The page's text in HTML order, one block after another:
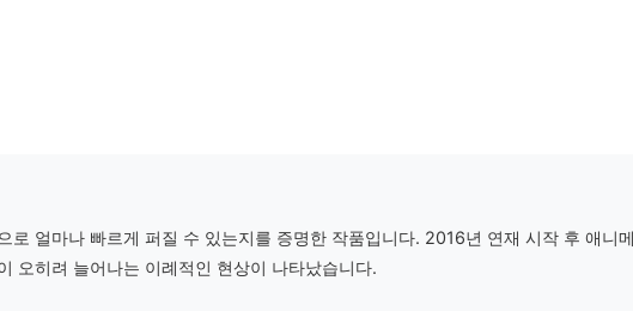
로 얼마나 빠르게 퍼질 수 있는지를 증명한 작품입니다. 2016년 연재 시작 후 애니
오히려 늘어나는 이례적인 현상이 나타났습니다.